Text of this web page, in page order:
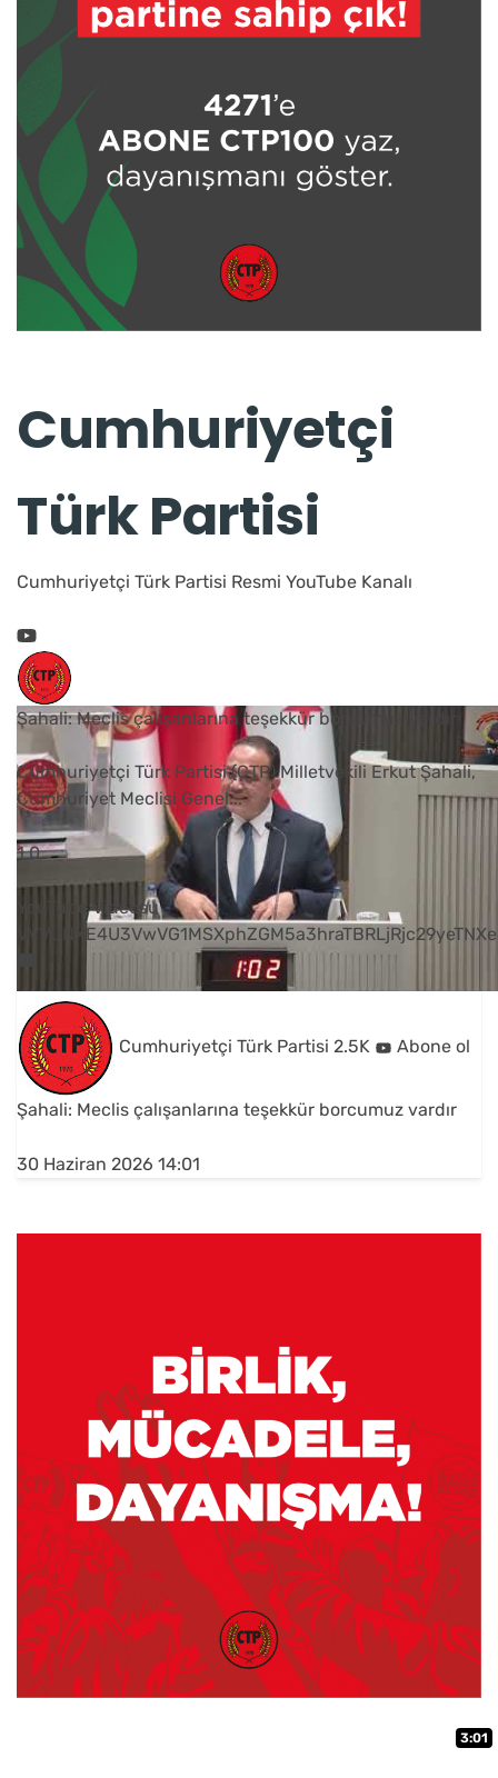
Cumhuriyetçi
Türk Partisi
Cumhuriyetçi Türk Partisi Resmi YouTube Kanalı
3:01
Şahali: Meclis çalışanlarına teşekkür borcumuz vardır
Cumhuriyetçi Türk Partisi (CTP) Milletvekili Erkut Şahali,
Cumhuriyet Meclisi Genel...
1 0
YouTube Videosu
Cumhuriyetçi Türk Partisi 2.5K Abone ol
Şahali: Meclis çalışanlarına teşekkür borcumuz vardır
30 Haziran 2026 14:01